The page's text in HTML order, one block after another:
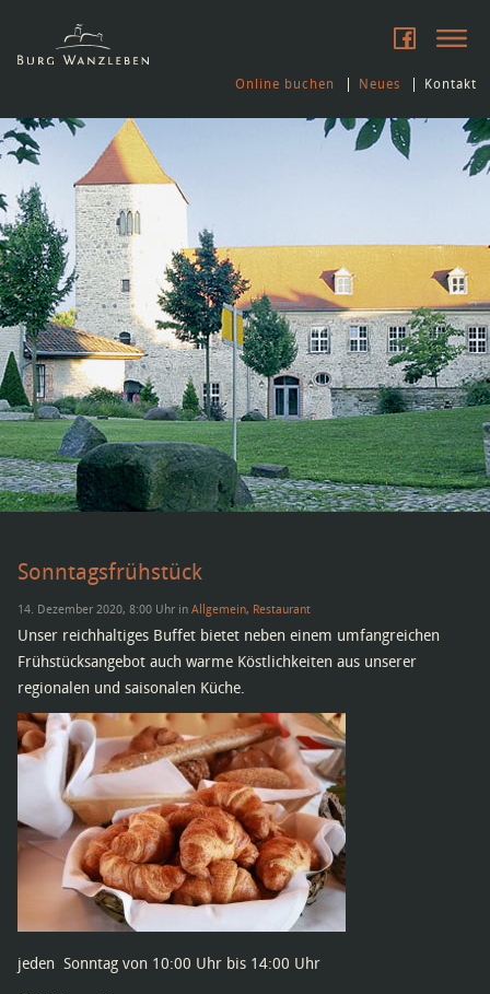
Online buchen Neues Kontakt
Sonntagsfrühstück
14. Dezember 2020, 8:00 Uhr in Allgemein, Restaurant
Unser reichhaltiges Buffet bietet neben einem umfangreichen
Frühstücksangebot auch warme Köstlichkeiten aus unserer
regionalen und saisonalen Küche.
jeden Sonntag von 10:00 Uhr bis 14:00 Uhr